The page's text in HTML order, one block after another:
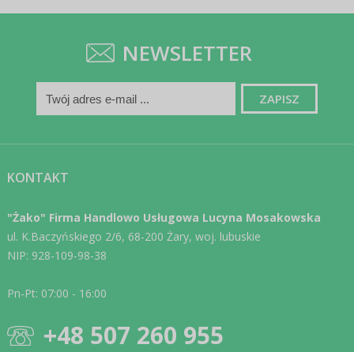
NEWSLETTER
KONTAKT
"Żako" Firma Handlowo Usługowa Lucyna Mosakowska
ul. K.Baczyńskiego 2/6, 68-200 Żary, woj. lubuskie
NIP: 928-109-98-38
Pn-Pt: 07:00 - 16:00
+48 507 260 955